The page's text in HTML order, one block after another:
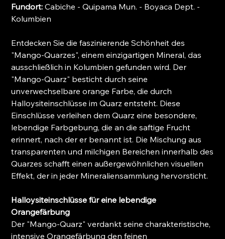
Fundort: Cabiche - Quipama Mun. - Boyaca Dept. -
Kolumbien
Entdecken Sie die faszinierende Schönheit des
"Mango-Quarzes", einem einzigartigen Mineral, das
ausschließlich in Kolumbien gefunden wird. Der
"Mango-Quarz" besticht durch seine
unverwechselbare orange Farbe, die durch
Halloysiteinschlüsse im Quarz entsteht. Diese
Einschlüsse verleihen dem Quarz eine besondere,
lebendige Farbgebung, die an die saftige Frucht
erinnert, nach der er benannt ist. Die Mischung aus
transparenten und milchigen Bereichen innerhalb des
Quarzes schafft einen außergewöhnlichen visuellen
Effekt, der in jeder Mineraliensammlung hervorsticht.
Halloysiteinschlüsse für eine lebendige
Orangefärbung
Der "Mango-Quarz" verdankt seine charakteristische,
intensive Orangefärbung den feinen